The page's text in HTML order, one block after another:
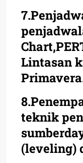
Lintasan
teknik
(leveling)